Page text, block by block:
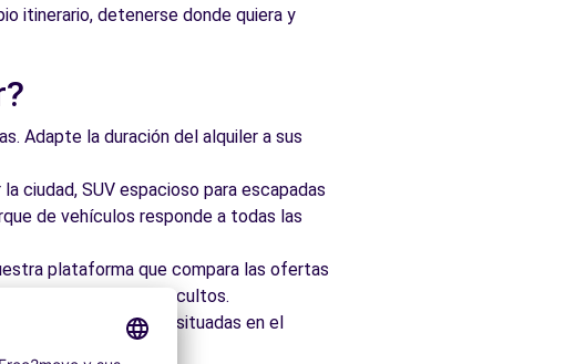
itinerario, detenerse donde quiera y
Adapte la duración del alquiler a sus
ciudad, SUV espacioso para escapadas
de vehículos responde a todas las
plataforma que compara las ofertas
sin cargos ocultos.
idealmente situadas en el